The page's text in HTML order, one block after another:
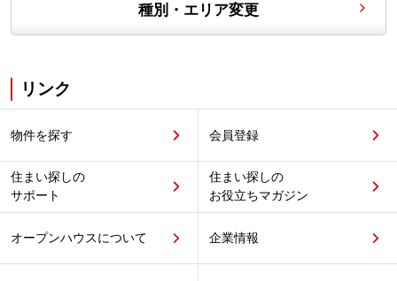
種別・エリア変更
リンク
物件を探す 会員登録
住まい探しの
サポート
住まい探しの
お役立ちマガジン
オープンハウスについて 企業情報